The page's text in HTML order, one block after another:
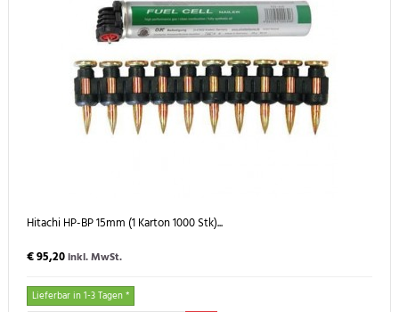
Hitachi HP-BP 15mm (1 Karton 1000 Stk)...
€ 95,20inkl. MwSt.
Lieferbar in 1-3 Tagen *